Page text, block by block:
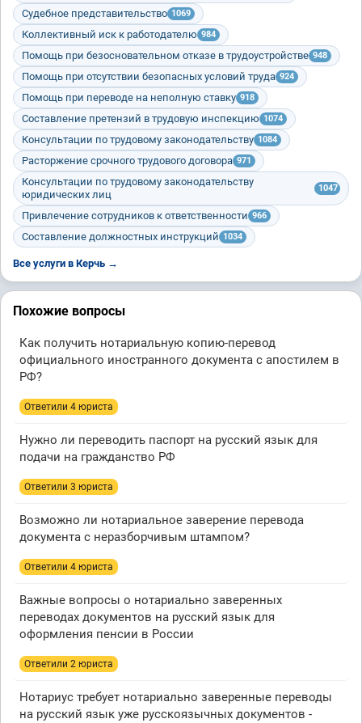
Судебное представительство 1069
Коллективный иск к работодателю 984
Помощь при безосновательном отказе в трудоустройстве 948
Помощь при отсутствии безопасных условий труда 924
Помощь при переводе на неполную ставку 918
Составление претензий в трудовую инспекцию 1074
Консультации по трудовому законодательству 1084
Расторжение срочного трудового договора 971
Консультации по трудовому законодательству
юридических лиц
1047
Привлечение сотрудников к ответственности 966
Составление должностных инструкций 1034
Все услуги в Керчь →
Похожие вопросы
Как получить нотариальную копию-перевод
официального иностранного документа с апостилем в
РФ?
Ответили 4 юристa
Нужно ли переводить паспорт на русский язык для
подачи на гражданство РФ
Ответили 3 юристa
Возможно ли нотариальное заверение перевода
документа с неразборчивым штампом?
Ответили 4 юристa
Важные вопросы о нотариально заверенных
переводах документов на русский язык для
оформления пенсии в России
Ответили 2 юристa
Нотариус требует нотариально заверенные переводы
на русский язык уже русскоязычных документов -